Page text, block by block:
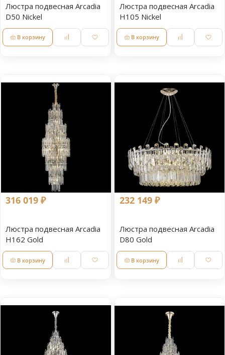
Люстра подвесная Arcadia
D50 Nickel
В корзину
Люстра подвесная Arcadia
H105 Nickel
В корзину
316 019 ₽
Люстра подвесная Arcadia
H162 Gold
В корзину
232 149 ₽
Люстра подвесная Arcadia
D80 Gold
В корзину